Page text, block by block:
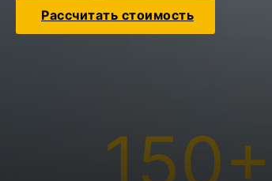
Рассчитать стоимость
150+